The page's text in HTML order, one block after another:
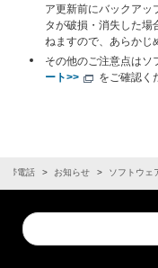
ア更新前にバックアッ
タが破損・消失した場
ねますので、あらかじ
その他のご注意点はソ
ート>>
をご確認く
帯電話 お知らせ ソフトウェ
Conduct
a